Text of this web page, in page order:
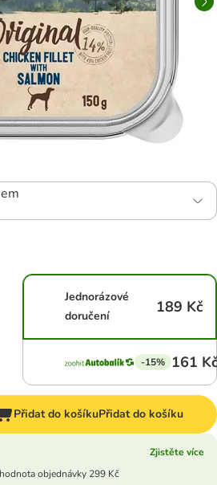
Jednorázové
doručení
189 Kč
-15% 161
Přidat do košíkuPřidat do košíku
Zjistěte více
objednávky 299 Kč